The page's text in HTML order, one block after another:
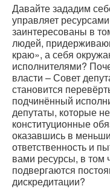
Давайте зададим
управляет
заинтересованы в
людей,
краю», а себя
исполнителями?
власти – Совет
становится
подчинённый
депутаты, которые
конституционные
оказавшись в
ответственность и
вами ресурсы, в том
подвергаются
дискредитации?